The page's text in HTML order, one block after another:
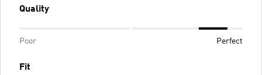
Quality
Poor Perfect
Fit